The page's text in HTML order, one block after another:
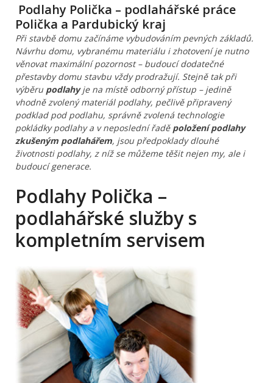
Podlahy Polička – podlahářské práce
Polička a Pardubický kraj
Při stavbě domu začínáme vybudováním pevných základů.
Návrhu domu, vybranému materiálu i zhotovení je nutno
věnovat maximální pozornost – budoucí dodatečné
přestavby domu stavbu vždy prodražují. Stejně tak při
výběru podlahyje na místě odborný přístup – jedině
vhodně zvolený materiál podlahy, pečlivě připravený
podklad pod podlahu, správně zvolená technologie
pokládky podlahy a v neposlední řadě položení podlahy
zkušeným podlahářem, jsou předpoklady dlouhé
životnosti podlahy, z níž se můžeme těšit nejen my, ale i
budoucí generace.
Podlahy Polička –
podlahářské služby s
kompletním servisem